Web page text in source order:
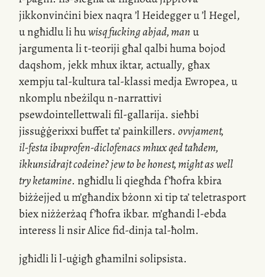
jikkonvinċini biex naqra ’l Heidegger u ’l Hegel,
u ngħidlu li huwisq fucking abjad, manu
jargumenta lit-teorijigħal qalbi huma bojod
daqshom, jekk mhux iktar, actually, għax
xempjutal-kulturatal-klassi medja Ewropea, u
nkomplu nbeżilqun-narrattivi
psewdointellettwalifil-gallarija. sieħbi
jissuġġerixxi buffet ta’ painkillers. ovvjament,
il-festaibuprofen-diclofenacs mhux qed taħdem,
ikkunsidrajt codeine? jew to be honest, might as well
try ketamine. ngħidlu li qiegħda f’ħofra kbira
biżżejjed u m’għandix bżonn xi tip ta’ teletrasport
biex niżżerżaq f’ħofra ikbar. m’għandil-ebda
interess li nsir Alice fid-dinjatal-ħolm.
jgħidli lil-uġigħgħamilni solipsista.